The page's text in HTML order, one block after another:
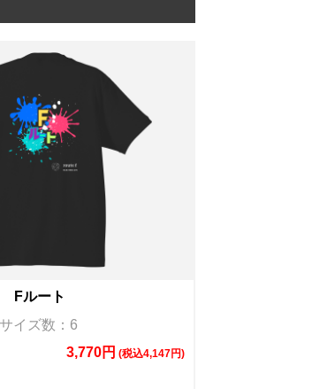
Fルート
イズ数：6
3,770円 (税込4,147円)